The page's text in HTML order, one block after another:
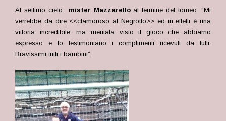
Al settimo cielo mister Mazzarelloal termine del torneo: “Mi
verrebbe da dire <<clamoroso al Negrotto>> ed in effetti è una
vittoria incredibile, ma meritata visto il gioco che abbiamo
espresso e lo testimoniano i complimenti ricevuti da tutti.
Bravissimi tutti i bambini”.